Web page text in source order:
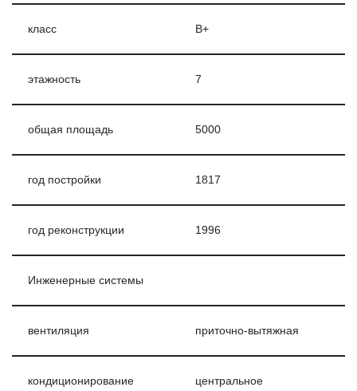
класс B+
этажность 7
общая площадь 5000
год постройки 1817
год реконструкции 1996
Инженерные системы
вентиляция приточно-вытяжная
кондиционирование центральное